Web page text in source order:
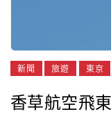
新聞 旅遊 東京
香草航空飛